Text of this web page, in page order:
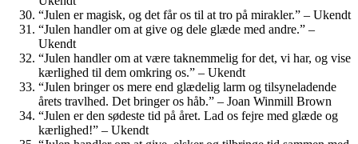
“Julen er magisk, og det får os til at tro på mirakler.” – Ukendt
“Julen handler om at give og dele glæde med andre.” –
Ukendt
“Julen handler om at være taknemmelig for det, vi har, og vise
kærlighed til dem omkring os.” – Ukendt
“Julen bringer os mere end glædelig larm og tilsyneladende
årets travlhed. Det bringer os håb.” – Joan Winmill Brown
“Julen er den sødeste tid på året. Lad os fejre med glæde og
kærlighed!” – Ukendt